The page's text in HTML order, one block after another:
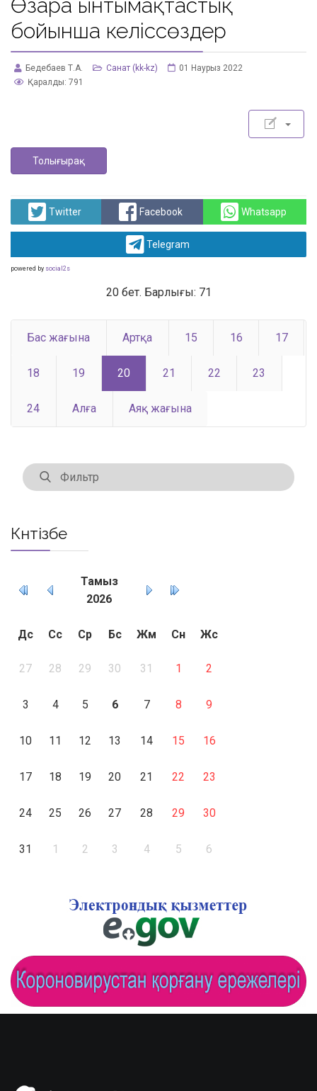
Өзара ынтымақтастық
бойынша келіссөздер
Бедебаев Т.А. Санат (kk-kz)
01 Наурыз 2022
Қаралды: 791
Толығырақ
Twitter Facebook Whatsapp
Telegram
powered by social2s
20 бет. Барлығы: 71
Бас жағына Артқа 15 16 17
18 19 20 21 22 23
24 Алға Аяқ жағына
Күнтізбе
Тамыз
2026
Дс Сс Ср Бс Жм Сн Жс
27 28 29 30 31 1 2
3 4 5 6 7 8 9
10 11 12 13 14 15 16
17 18 19 20 21 22 23
24 25 26 27 28 29 30
31 1 2 3 4 5 6